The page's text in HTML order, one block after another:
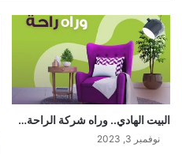
البيت الهادي.. وراه شركة الراحة…
نوفمبر 3, 2023